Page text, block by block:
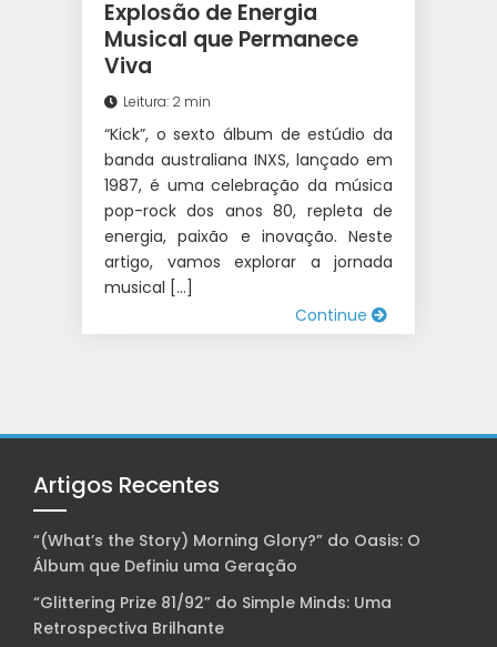
Explosão de Energia
Musical que Permanece
Viva
Leitura: 2 min
“Kick”, o sexto álbum de estúdio da
banda australiana INXS, lançado em
1987, é uma celebração da música
pop-rock dos anos 80, repleta de
energia, paixão e inovação. Neste
artigo, vamos explorar a jornada
musical […]
Continue
Artigos Recentes
“(What’s the Story) Morning Glory?” do Oasis: O
Álbum que Definiu uma Geração
“Glittering Prize 81/92” do Simple Minds: Uma
Retrospectiva Brilhante